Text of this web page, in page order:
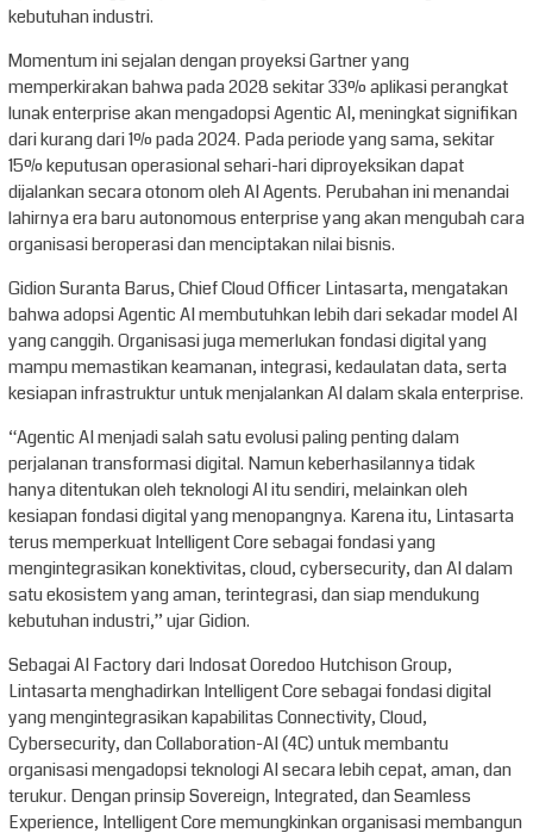
kebutuhan industri.
Momentum ini sejalan dengan proyeksi Gartner yang
memperkirakan bahwa pada 2028 sekitar 33% aplikasi perangkat
lunak enterprise akan mengadopsi Agentic AI, meningkat signifikan
dari kurang dari 1% pada 2024. Pada periode yang sama, sekitar
15% keputusan operasional sehari-hari diproyeksikan dapat
dijalankan secara otonom oleh AI Agents. Perubahan ini menandai
lahirnya era baru autonomous enterprise yang akan mengubah cara
organisasi beroperasi dan menciptakan nilai bisnis.
Gidion Suranta Barus, Chief Cloud Officer Lintasarta, mengatakan
bahwa adopsi Agentic AI membutuhkan lebih dari sekadar model AI
yang canggih. Organisasi juga memerlukan fondasi digital yang
mampu memastikan keamanan, integrasi, kedaulatan data, serta
kesiapan infrastruktur untuk menjalankan AI dalam skala enterprise.
“Agentic AI menjadi salah satu evolusi paling penting dalam
perjalanan transformasi digital. Namun keberhasilannya tidak
hanya ditentukan oleh teknologi AI itu sendiri, melainkan oleh
kesiapan fondasi digital yang menopangnya. Karena itu, Lintasarta
terus memperkuat Intelligent Core sebagai fondasi yang
mengintegrasikan konektivitas, cloud, cybersecurity, dan AI dalam
satu ekosistem yang aman, terintegrasi, dan siap mendukung
kebutuhan industri,” ujar Gidion.
Sebagai AI Factory dari Indosat Ooredoo Hutchison Group,
Lintasarta menghadirkan Intelligent Core sebagai fondasi digital
yang mengintegrasikan kapabilitas Connectivity, Cloud,
Cybersecurity, dan Collaboration-AI (4C) untuk membantu
organisasi mengadopsi teknologi AI secara lebih cepat, aman, dan
terukur. Dengan prinsip Sovereign, Integrated, dan Seamless
Experience, Intelligent Core memungkinkan organisasi membangun